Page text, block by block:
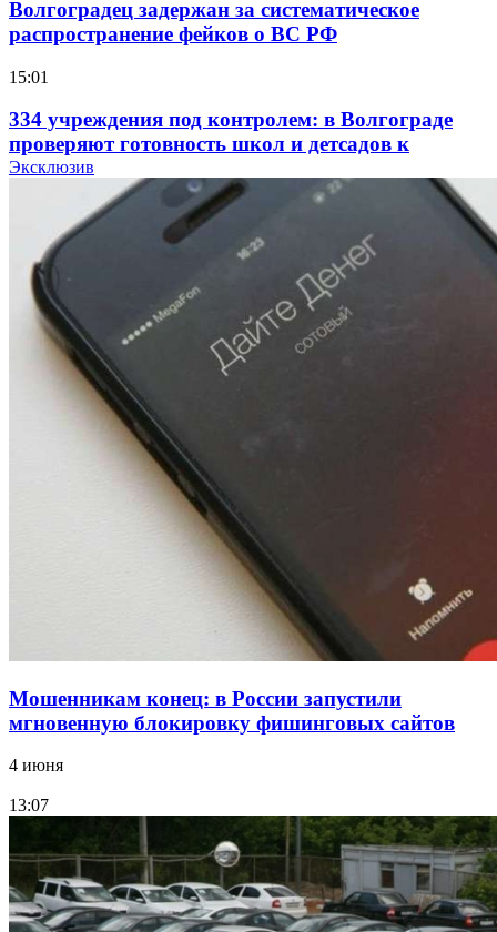
Волгоградец задержан за систематическое
распространение фейков о ВС РФ
15:01
334 учреждения под контролем: в Волгограде
проверяют готовность школ и детсадов к
учебному году
Покушение на убийство в Волгограде: девушка
напала на незнакомую женщину с ножом
12:39
Сладкий праздник в Волгограде: в Центральном
парке прошёл фестиваль „Арбузный переполох“
Волгоградские компании нарастили экспорт:
заключены контракты на 3,6 млн долларов
Эксклюзив
Мошенникам конец: в России запустили
мгновенную блокировку фишинговых сайтов
4 июня
13:07